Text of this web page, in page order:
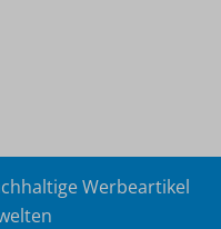
Werbeartikel